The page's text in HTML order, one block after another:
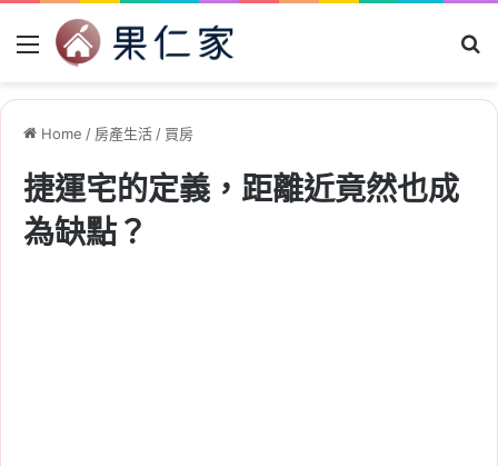
Menu
Home / 房產生活/ 買房
捷運宅的定義，距離近竟然也成
為缺點？